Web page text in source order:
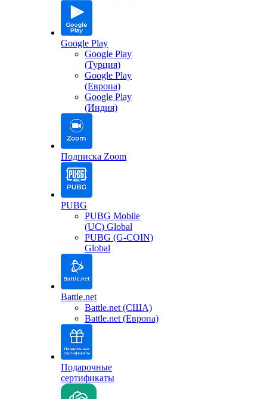
Google Play
Google Play
(Турция)
Google Play
(Европа)
Google Play
(Индия)
Подписка Zoom
PUBG
PUBG Mobile
(UC) Global
PUBG (G-COIN)
Global
Battle.net
Battle.net (США)
Battle.net (Европа)
Подарочные
сертификаты